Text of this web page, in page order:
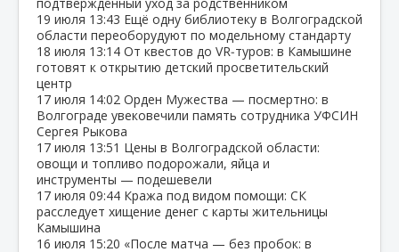
19 июля 13:43 Ещё одну библиотеку в Волгоградской
области переоборудуют по модельному стандарту
18 июля 13:14 От квестов до VR‑туров: в Камышине
готовят к открытию детский просветительский
центр
17 июля 14:02 Орден Мужества — посмертно: в
Волгограде увековечили память сотрудника УФСИН
Сергея Рыкова
17 июля 13:51 Цены в Волгоградской области:
овощи и топливо подорожали, яйца и
инструменты — подешевели
17 июля 09:44 Кража под видом помощи: СК
расследует хищение денег с карты жительницы
Камышина
16 июля 15:20 «После матча — без пробок: в